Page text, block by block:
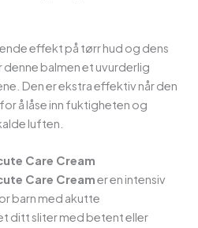
effekt på tørr hud og dens
denne balmen et uvurderlig
Den er ekstra effektiv når den
å låse inn fuktigheten og
luften.
Care Cream
Care Creamer en intensiv
barn med akutte
ditt sliter med betent eller